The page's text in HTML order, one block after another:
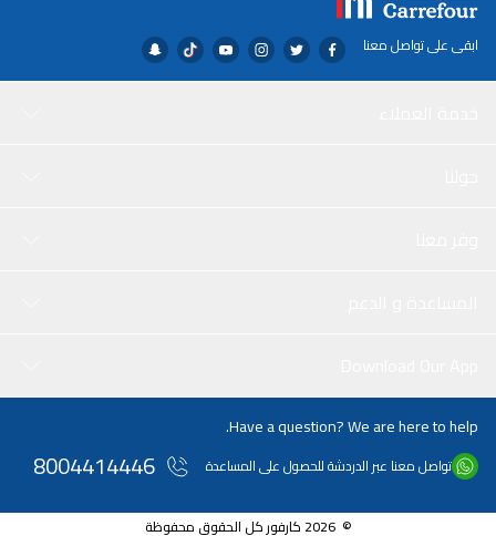
ابقى على تواصل معنا
Have a question? We are here to help.
تواصل معنا عبر الدردشة للحصول على المساعدة 8004414446
© 2026 كارفور كل الحقوق محفوظة